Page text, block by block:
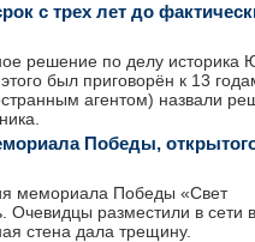
с трех лет до
решение по делу историка
был приговорён к 13
агентом) назвали
Победы,
мемориала Победы «Свет
Очевидцы разместили в сети
стена дала трещину.